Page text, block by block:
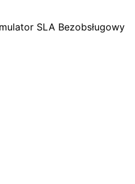
SLA Bezobsługowy